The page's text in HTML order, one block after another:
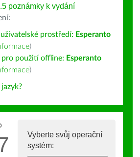
poznámky k vydání
uživatelské prostředí: Esperanto
)
pro použití offline: Esperanto
)
Vyberte svůj operační
systém: